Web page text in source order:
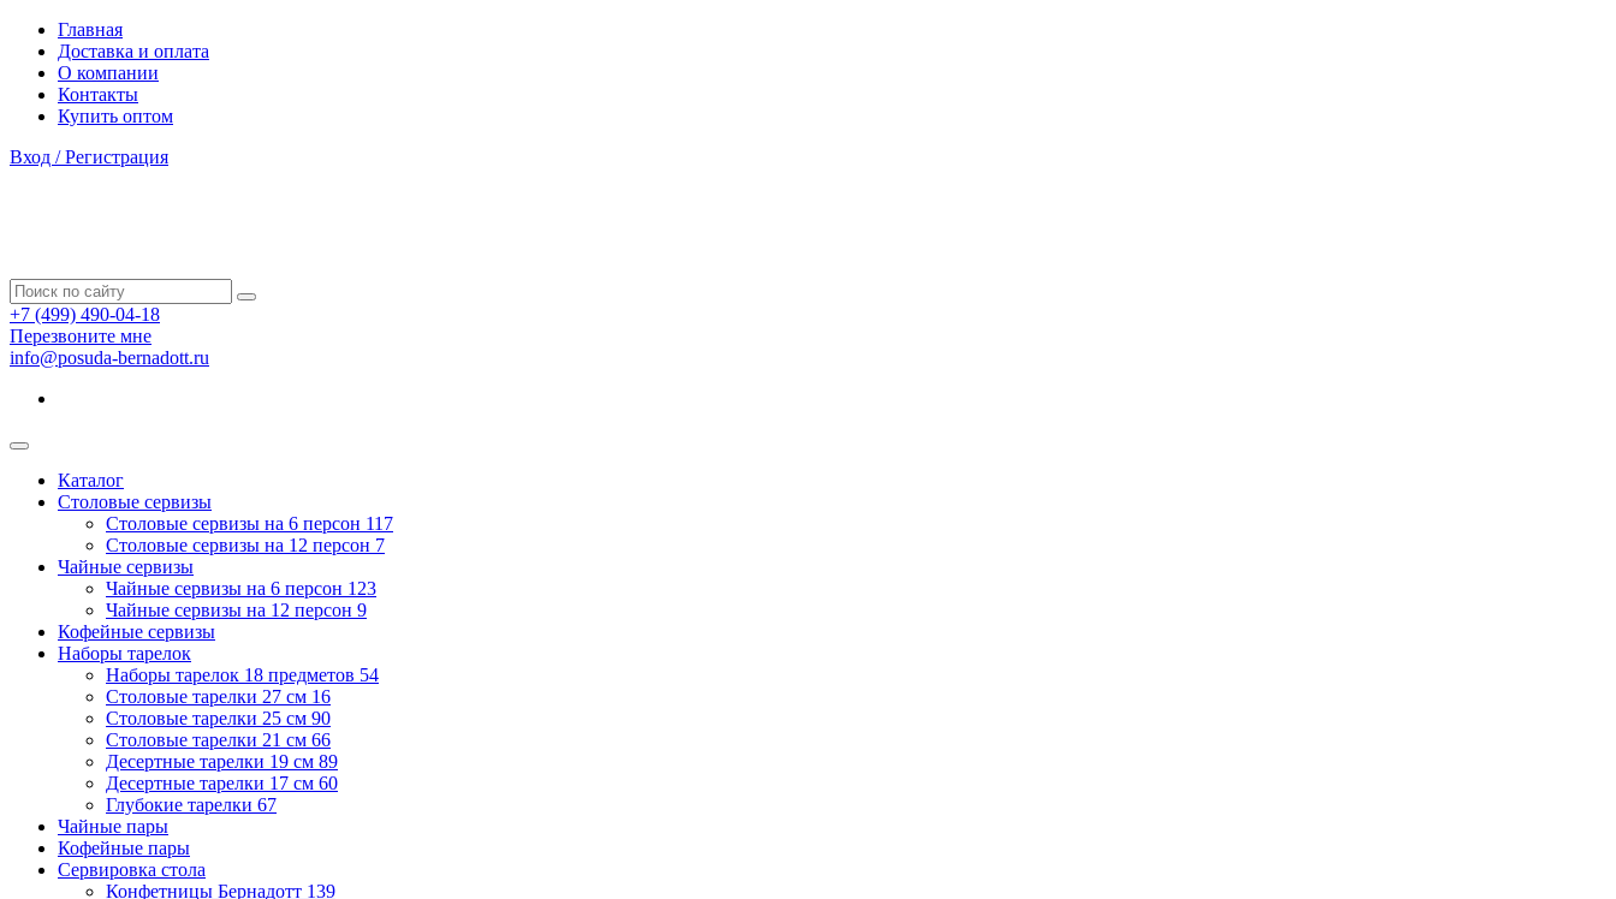
Главная
Доставка и оплата
О компании
Контакты
Купить оптом
Вход / Регистрация
+7 (499) 490-04-18
Перезвоните мне
info@posuda-bernadott.ru
Каталог
Столовые сервизы
Столовые сервизы на 6 персон 117
Столовые сервизы на 12 персон 7
Чайные сервизы
Чайные сервизы на 6 персон 123
Чайные сервизы на 12 персон 9
Кофейные сервизы
Наборы тарелок
Наборы тарелок 18 предметов 54
Столовые тарелки 27 см 16
Столовые тарелки 25 см 90
Столовые тарелки 21 см 66
Десертные тарелки 19 см 89
Десертные тарелки 17 см 60
Глубокие тарелки 67
Чайные пары
Кофейные пары
Сервировка стола
Конфетницы Бернадотт 139